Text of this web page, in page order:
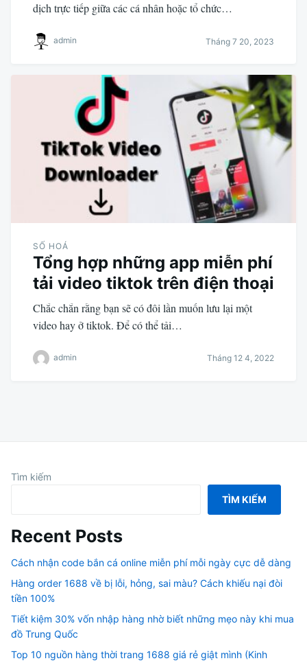
dịch trực tiếp giữa các cá nhân hoặc tổ chức…
admin Tháng 7 20, 2023
SỐ HOÁ
Tổng hợp những app miễn phí
tải video tiktok trên điện thoại
Chắc chắn rằng bạn sẽ có đôi lần muốn lưu lại một
video hay ở tiktok. Để có thể tải…
admin Tháng 12 4, 2022
Tìm kiếm
TÌM KIẾM
Recent Posts
Cách nhận code bắn cá online miễn phí mỗi ngày cực dễ dàng
Hàng order 1688 về bị lỗi, hỏng, sai màu? Cách khiếu nại đòi
tiền 100%
Tiết kiệm 30% vốn nhập hàng nhờ biết những mẹo này khi mua
đồ Trung Quốc
Top 10 nguồn hàng thời trang 1688 giá rẻ giật mình (Kinh